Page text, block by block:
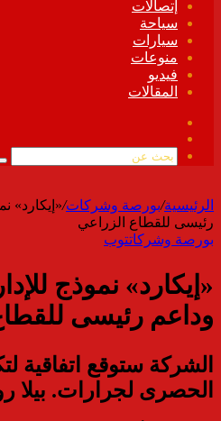
إتصالات
سياحة
سيارات
منوعات
فيديو
المقالات
الموقع
الرئيسية/بورصة وشركات/«إيكارد»
رئيسى للقطاع الزراعي
بورصة وشركاتتوب
«إيكارد» نموذج
وداعم رئيسى
الشركة ستوقع اتفاقية
الحصرى لجرارات. بيلا